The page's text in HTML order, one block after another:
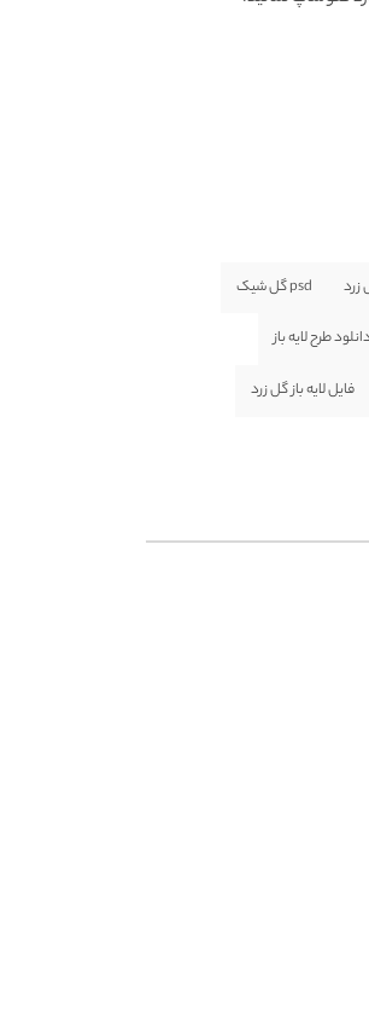
psd گل شیک
دانلود طرح لایه باز
فایل لایه باز گل زرد